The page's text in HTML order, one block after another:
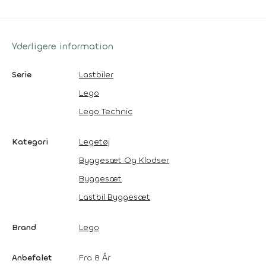
Yderligere information
Serie
Lastbiler
Lego
Lego Technic
Kategori
Legetøj
Byggesæt Og Klodser
Byggesæt
Lastbil Byggesæt
Brand Lego
Anbefalet
Fra 8 År